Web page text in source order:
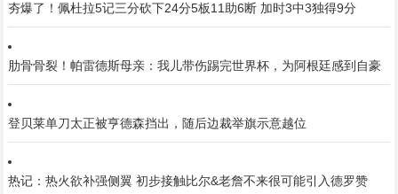
夯爆了！佩杜拉5记三分砍下24分5板11助6断 加时3中3独得9分
肋骨骨裂！帕雷德斯母亲：我儿带伤踢完世界杯，为阿根廷感到自豪
登贝莱单刀太正被亨德森挡出，随后边裁举旗示意越位
热记：热火欲补强侧翼 初步接触比尔&老詹不来很可能引入德罗赞